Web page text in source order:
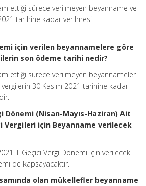
ettiği sürece verilmeyen beyanname ve
tarihine kadar verilmesi
için verilen beyannamelere göre
son ödeme tarihi nedir?
ettiği sürece verilmeyen beyannameler
30 Kasım 2021 tarihine kadar
Dönemi (Nisan-Mayıs-Haziran) Ait
Vergileri için Beyanname verilecek
III Geçici Vergi Dönemi için verilecek
de kapsayacaktır.
olan mükellefler beyanname